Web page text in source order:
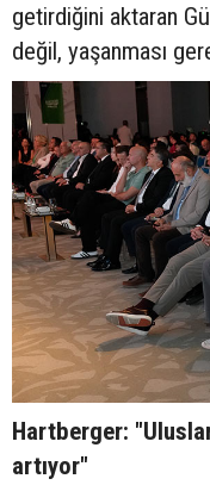
getirdiğini aktaran
değil, yaşanması
Hartberger:
artıyor"